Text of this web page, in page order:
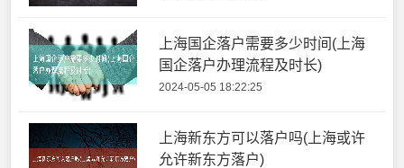
上海国企落户需要多少时间(上海
国企落户办理流程及时长)
2024-05-05 18:22:25
上海新东方可以落户吗(上海或许
允许新东方落户)